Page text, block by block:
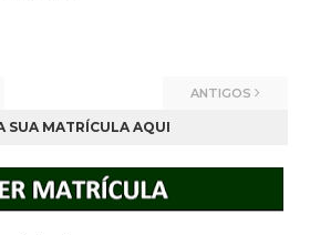
ANTIGOS
SUA MATRÍCULA AQUI